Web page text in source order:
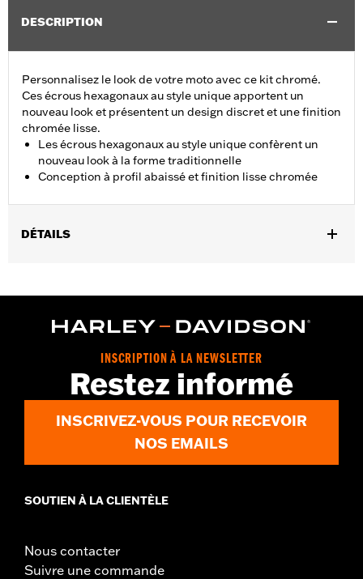
DESCRIPTION
Personnalisez le look de votre moto avec ce kit chromé.
Ces écrous hexagonaux au style unique apportent un
nouveau look et présentent un design discret et une finition
chromée lisse.
Les écrous hexagonaux au style unique confèrent un
nouveau look à la forme traditionnelle
Conception à profil abaissé et finition lisse chromée
DÉTAILS
Dans la boîte:10 écrous hexagonaux bombés chromés
INSCRIPTION À LA NEWSLETTER
Restez informé
INSCRIVEZ-VOUS POUR RECEVOIR
NOS EMAILS
SOUTIEN À LA CLIENTÈLE
Nous contacter
Suivre une commande